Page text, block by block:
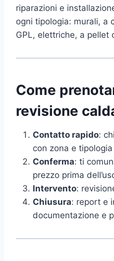
riparazioni e
ogni tipologia: murali, a
GPL, elettriche, a pellet
Come
revisione
Contatto rapido:
con zona e
Conferma: ti
prezzo prima
Intervento:
Chiusura: report e
documentazione e